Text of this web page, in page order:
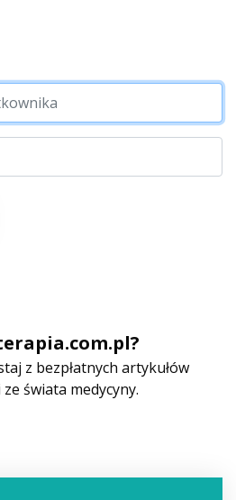
z bezpłatnych artykułów
świata medycyny.